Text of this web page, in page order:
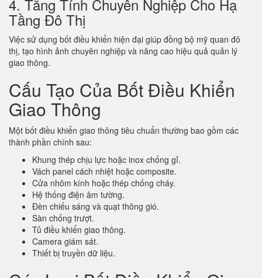
4. Tăng Tính Chuyên Nghiệp Cho Hạ
Tầng Đô Thị
Việc sử dụng bốt điều khiển hiện đại giúp đồng bộ mỹ quan đô
thị, tạo hình ảnh chuyên nghiệp và nâng cao hiệu quả quản lý
giao thông.
Cấu Tạo Của Bốt Điều Khiển
Giao Thông
Một bốt điều khiển giao thông tiêu chuẩn thường bao gồm các
thành phần chính sau:
Khung thép chịu lực hoặc inox chống gỉ.
Vách panel cách nhiệt hoặc composite.
Cửa nhôm kính hoặc thép chống cháy.
Hệ thống điện âm tường.
Đèn chiếu sáng và quạt thông gió.
Sàn chống trượt.
Tủ điều khiển giao thông.
Camera giám sát.
Thiết bị truyền dữ liệu.